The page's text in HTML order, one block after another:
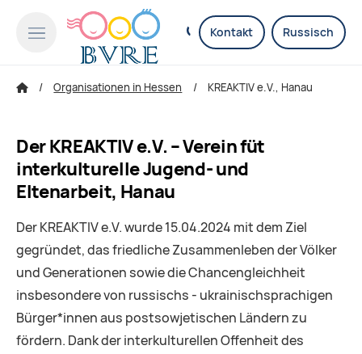
Kontakt Russisch
Organisationen in Hessen KREAKTIV e.V., Hanau
Der KREAKTIV e.V. – Verein füt
interkulturelle Jugend- und
Eltenarbeit, Hanau
Der KREAKTIV e.V. wurde 15.04.2024 mit dem Ziel
gegründet, das friedliche Zusammenleben der Völker
und Generationen sowie die Chancengleichheit
insbesondere von russischs - ukrainischsprachigen
Bürger*innen aus postsowjetischen Ländern zu
fördern. Dank der interkulturellen Offenheit des